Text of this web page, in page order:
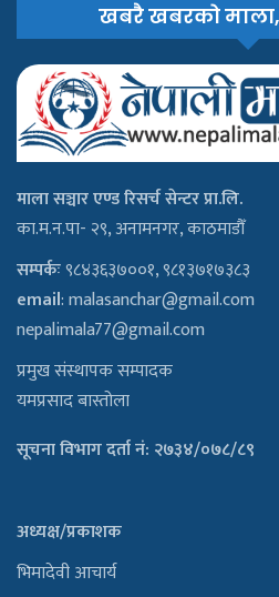
खबरै खबरको
माला सञ्चार एण्ड रिसर्च सेन्टर प्रा.लि.
का.म.न.पा- २९, अनामनगर, काठमाडौँ
सम्पर्कः९८४३६३७००१, ९८१३७१७३८३
email:malasanchar@gmail.com
nepalimala77@gmail.com
प्रमुख संस्थापक सम्पादक
यमप्रसाद बास्तोला
सूचना विभाग दर्ता नं: २७३४/०७८/८९
अध्यक्ष/प्रकाशक
भिमादेवी आचार्य